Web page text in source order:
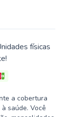
físicas
a cobertura
saúde. Você